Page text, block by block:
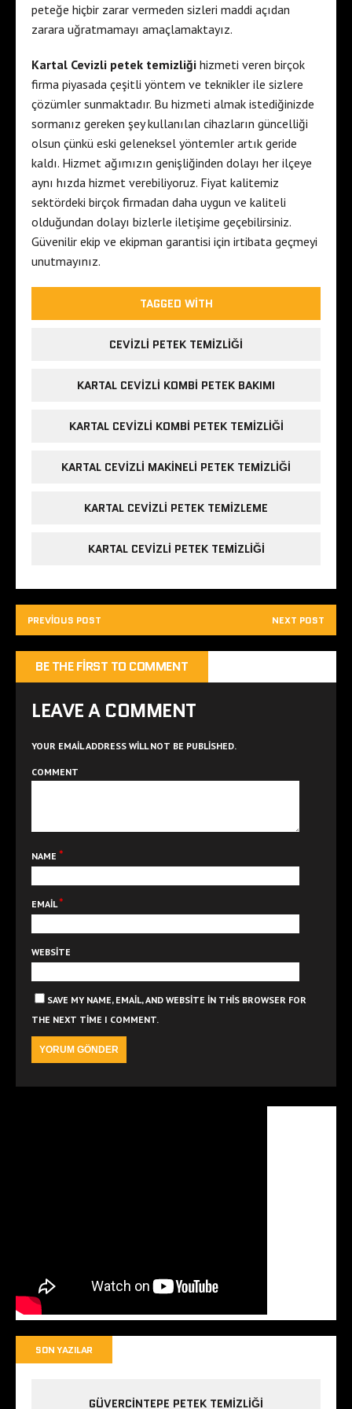
peteğe hiçbir zarar vermeden sizleri maddi açıdan
zarara uğratmamayı amaçlamaktayız.
Kartal Cevizli petek temizliği hizmeti veren birçok
firma piyasada çeşitli yöntem ve teknikler ile sizlere
çözümler sunmaktadır. Bu hizmeti almak istediğinizde
sormanız gereken şey kullanılan cihazların güncelliği
olsun çünkü eski geleneksel yöntemler artık geride
kaldı. Hizmet ağımızın genişliğinden dolayı her ilçeye
aynı hızda hizmet verebiliyoruz. Fiyat kalitemiz
sektördeki birçok firmadan daha uygun ve kaliteli
olduğundan dolayı bizlerle iletişime geçebilirsiniz.
Güvenilir ekip ve ekipman garantisi için irtibata geçmeyi
unutmayınız.
TAGGED WITH
CEVIZLI PETEK TEMIZLIĞI
KARTAL CEVIZLI KOMBI PETEK BAKIMI
KARTAL CEVIZLI KOMBI PETEK TEMIZLIĞI
KARTAL CEVIZLI MAKINELI PETEK TEMIZLIĞI
KARTAL CEVIZLI PETEK TEMIZLEME
KARTAL CEVIZLI PETEK TEMIZLIĞI
PREVIOUS POST NEXT POST
BE THE FIRST TO COMMENT
LEAVE A COMMENT
YOUR EMAIL ADDRESS WILL NOT BE PUBLISHED.
COMMENT
NAME *
EMAIL*
WEBSITE
SAVE MY NAME, EMAIL, AND WEBSITE IN THIS BROWSER FOR
THE NEXT TIME I COMMENT.
SON YAZILAR
GÜVERCINTEPE PETEK TEMIZLIĞI